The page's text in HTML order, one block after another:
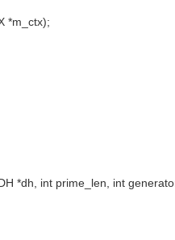
int prime_len, int generator,